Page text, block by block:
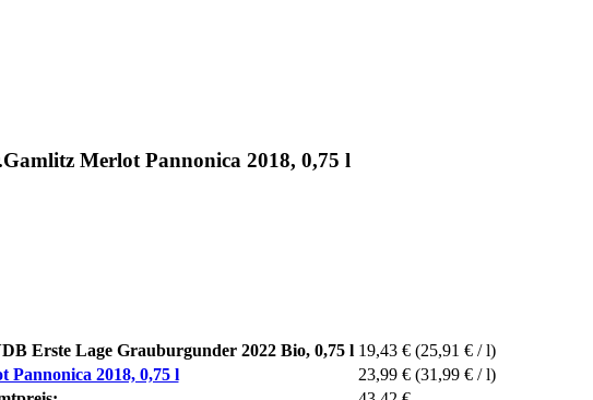
Merlot Pannonica 2018, 0,75 l
Erste Lage Grauburgunder 2022 Bio, 0,75 l 19,43 € (25,91 € / l)
Pannonica 2018, 0,75 l
23,99 € (31,99 € / l)